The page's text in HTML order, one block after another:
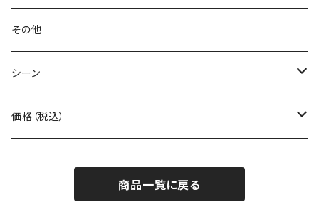
BONE
BOOKMAN
carb
Ciele Athletics
ネックゲイター
その他
シーン
自転車
価格（税込）
1,001～5,000円
商品一覧に戻る